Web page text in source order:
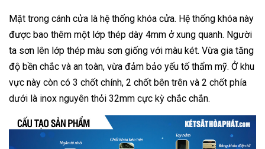
Mặt trong cánh cửa là hệ thống khóa cửa. Hệ thống khóa này
được bao thêm một lớp thép dày 4mm ở xung quanh. Người
ta sơn lên lớp thép màu sơn giống với màu két. Vừa gia tăng
độ bền chắc và an toàn, vừa đảm bảo yếu tố thẩm mỹ. Ở khu
vực này còn có 3 chốt chính, 2 chốt bên trên và 2 chốt phía
dưới là inox nguyên thỏi 32mm cực kỳ chắc chắn.